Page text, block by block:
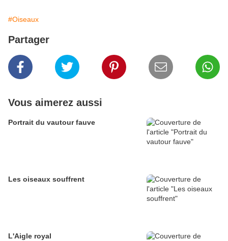
#Oiseaux
Partager
Vous aimerez aussi
Portrait du vautour fauve
Les oiseaux souffrent
L'Aigle royal